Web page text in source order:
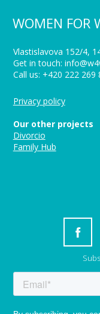
WOMEN FOR
Vlastislavova 152/4,
Get in touch:
Call us: +420 222 269
Privacy policy
Our other projects
Divorcio
Family Hub